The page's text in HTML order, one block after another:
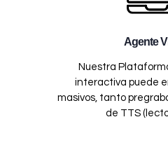
Agente
Nuestra
interactiva puede
masivos, tanto
de TTS